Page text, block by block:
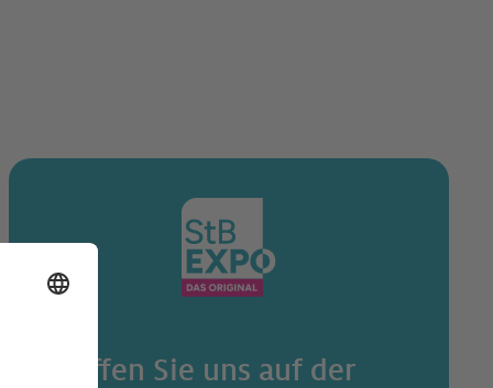
Treffen Sie uns auf der